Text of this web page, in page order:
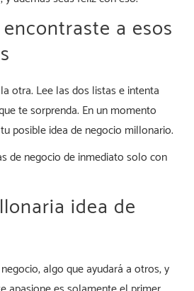
a esos
otra. Lee las dos listas e intenta
te sorprenda. En un momento
posible idea de negocio millonario.
de negocio de inmediato solo con
idea de
algo que ayudará a otros, y